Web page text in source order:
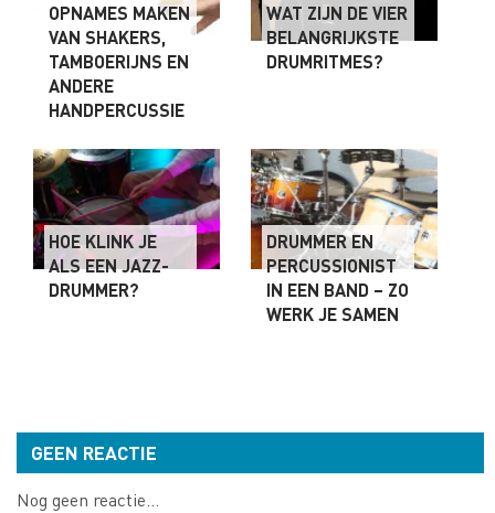
OPNAMES MAKEN
VAN SHAKERS,
TAMBOERIJNS EN
ANDERE
HANDPERCUSSIE
WAT ZIJN DE VIER
BELANGRIJKSTE
DRUMRITMES?
HOE KLINK JE
ALS EEN JAZZ-
DRUMMER?
DRUMMER EN
PERCUSSIONIST
IN EEN BAND – ZO
WERK JE SAMEN
GEEN REACTIE
Nog geen reactie...